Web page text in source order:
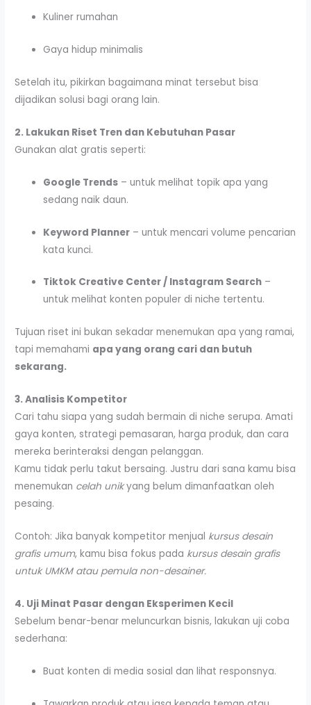
Kuliner rumahan
Gaya hidup minimalis
Setelah itu, pikirkan bagaimana minat tersebut bisa
dijadikan solusi bagi orang lain.
2. Lakukan Riset Tren dan Kebutuhan Pasar
Gunakan alat gratis seperti:
Google Trends – untuk melihat topik apa yang
sedang naik daun.
Keyword Planner – untuk mencari volume pencarian
kata kunci.
Tiktok Creative Center / Instagram Search –
untuk melihat konten populer di niche tertentu.
Tujuan riset ini bukan sekadar menemukan apa yang ramai,
tapi memahami apa yang orang cari dan butuh
sekarang.
3. Analisis Kompetitor
Cari tahu siapa yang sudah bermain di niche serupa. Amati
gaya konten, strategi pemasaran, harga produk, dan cara
mereka berinteraksi dengan pelanggan.
Kamu tidak perlu takut bersaing. Justru dari sana kamu bisa
menemukan celah unikyang belum dimanfaatkan oleh
pesaing.
Contoh: Jika banyak kompetitor menjual kursus desain
grafis umum, kamu bisa fokus pada kursus desain grafis
untuk UMKM atau pemula non-desainer.
4. Uji Minat Pasar dengan Eksperimen Kecil
Sebelum benar-benar meluncurkan bisnis, lakukan uji coba
sederhana:
Buat konten di media sosial dan lihat responsnya.